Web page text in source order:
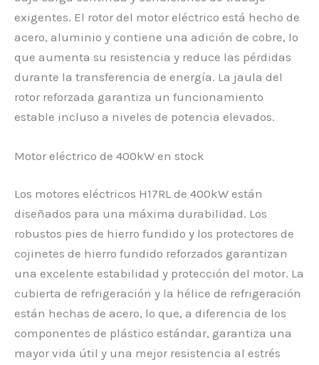
exigentes. El rotor del motor eléctrico está hecho de
acero, aluminio y contiene una adición de cobre, lo
que aumenta su resistencia y reduce las pérdidas
durante la transferencia de energía. La jaula del
rotor reforzada garantiza un funcionamiento
estable incluso a niveles de potencia elevados.
Motor eléctrico de 400kW en stock
Los motores eléctricos H17RL de 400kW están
diseñados para una máxima durabilidad. Los
robustos pies de hierro fundido y los protectores de
cojinetes de hierro fundido reforzados garantizan
una excelente estabilidad y protección del motor. La
cubierta de refrigeración y la hélice de refrigeración
están hechas de acero, lo que, a diferencia de los
componentes de plástico estándar, garantiza una
mayor vida útil y una mejor resistencia al estrés